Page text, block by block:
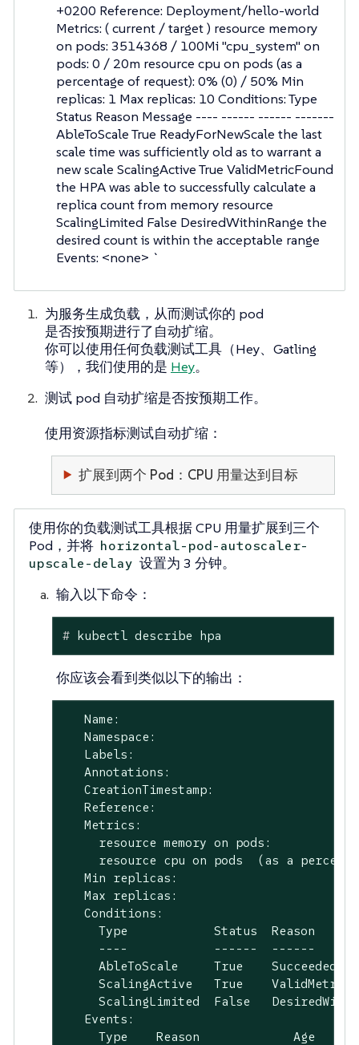
+0200 Reference: Deployment/hello-world
Metrics: ( current / target ) resource memory
on pods: 3514368 / 100Mi "cpu_system" on
pods: 0 / 20m resource cpu on pods (as a
percentage of request): 0% (0) / 50% Min
replicas: 1 Max replicas: 10 Conditions: Type
Status Reason Message ---- ------ ------ -------
AbleToScale True ReadyForNewScale the last
scale time was sufficiently old as to warrant a
new scale ScalingActive True ValidMetricFound
the HPA was able to successfully calculate a
replica count from memory resource
ScalingLimited False DesiredWithinRange the
desired count is within the acceptable range
Events: <none> `
为服务生成负载，从而测试你的 pod
是否按预期进行了自动扩缩。
你可以使用任何负载测试工具（Hey、Gatling
等），我们使用的是 Hey。
测试 pod 自动扩缩是否按预期工作。
使用资源指标测试自动扩缩：
扩展到两个 Pod：CPU 用量达到目标
使用你的负载测试工具根据 CPU 用量扩展到三个
Pod，并将 horizo​​ntal-pod-autoscaler-
upscale-delay 设置为 3 分钟。
输入以下命令：
# kubectl describe hpa
你应该会看到类似以下的输出：
Name:
Namespace:
Labels:
Annotations:
CreationTimestamp:
Reference:
Metrics:
resource memory on pods:
resource cpu on pods  (as a
Min replicas:
Max replicas:
   Conditions:
Type            Status  Reason
----            ------  ------
AbleToScale     True
ScalingActive   True
ScalingLimited  False
   Events:
Type    Reason             Age